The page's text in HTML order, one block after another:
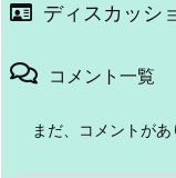
ディスカッシ
コメント一覧
まだ、コメントがあ